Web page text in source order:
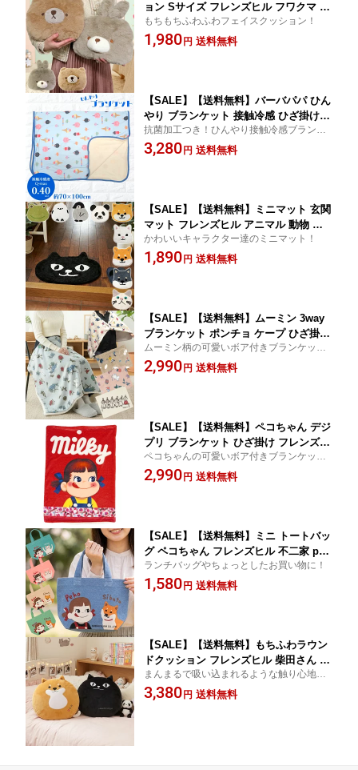
ョン Sサイズ フレンズヒル フワクマ フ
ワウサ くま うさぎ ダイカット ファー
ふわふわ ぬいぐるみ クッション もちも
もちもちふわふわフェイスクッション！
1,980 円 送料無料
【SALE】【送料無料】バーバパパ ひん
やり ブランケット 接触冷感 ひざ掛け
フレンズヒル 大判サイズ 大きいサイズ
73×100cm かわいい ブルー 夏用 Q-max
抗菌加工つき！ひんやり接触冷感ブランケ
ット！
3,280 円 送料無料
【SALE】【送料無料】ミニマット 玄関
マット フレンズヒル アニマル 動物 柴
犬 黒猫 白猫 ネコマンジュウ ペンギン
パンダ シマエナガ カエル ポイントラグ
かわいいキャラクター達のミニマット！
1,890 円 送料無料
【SALE】【送料無料】ムーミン 3way
ブランケット ポンチョ ケープ ひざ掛け
腰巻き 巻きスカート フレンズヒル 肩掛
け 大判サイズ 大きいサイズ 73×120cm
ムーミン柄の可愛いボア付きブランケッ
ト！
2,990 円 送料無料
【SALE】【送料無料】ペコちゃん デジ
プリ ブランケット ひざ掛け フレンズヒ
ル 不二家 peko 肩掛け 大判サイズ 大き
いサイズ 73×100cm かわいい ボア あっ
ペコちゃんの可愛いボア付きブランケッ
ト！
2,990 円 送料無料
【SALE】【送料無料】ミニ トートバッ
グ ペコちゃん フレンズヒル 不二家 pek
o 白猫 ターチャン 柴犬 しばたさん マチ
広 ランチバッグ かわいい オシャレ ピ
ランチバッグやちょっとしたお買い物に！
1,580 円 送料無料
【SALE】【送料無料】もちふわラウン
ドクッション フレンズヒル 柴田さん 柴
犬 ネコマンジュウ 黒猫 ふわふわ ぬい
ぐるみ 丸形 クッション もちもち 円形
まんまるで吸い込まれるような触り心地の
クッション！
3,380 円 送料無料